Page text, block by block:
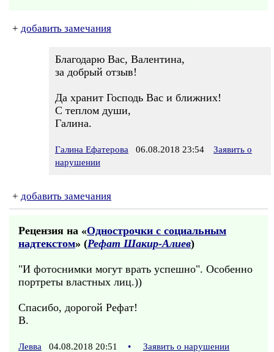
+ добавить замечания
Благодарю Вас, Валентина,
за добрый отзыв!
Да хранит Господь Вас и ближних!
С теплом души,
Галина.
Галина Ефатерова 06.08.2018 23:54
Заявить о
нарушении
+ добавить замечания
Рецензия на «Однострочки с социальным
надтекстом» (Рефат Шакир-Алиев)
"И фотоснимки могут врать успешно". Особенно
портреты властных лиц.))
Спасибо, дорогой Рефат!
В.
Левва 04.08.2018 20:51 • Заявить о нарушении